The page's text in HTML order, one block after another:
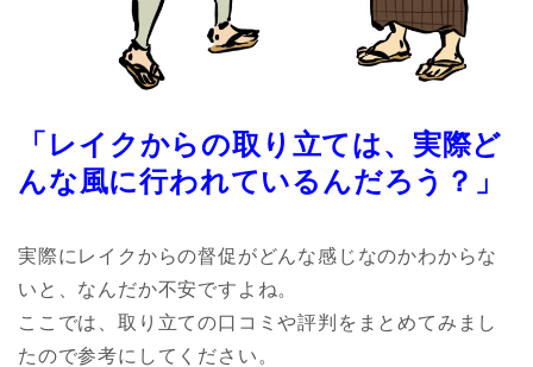
「レイクからの取り立ては、実際ど
んな風に行われているんだろう？」
実際にレイクからの督促がどんな感じなのかわからな
いと、なんだか不安ですよね。
ここでは、取り立ての口コミや評判をまとめてみまし
たので参考にしてください。